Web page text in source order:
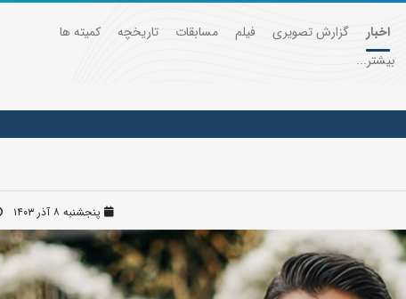
اخبار گزارش تصویری فیلم مسابقات تاریخچه
کمیته ها
بیشتر...
پنجشنبه ۸ آذر ۱۴۰۳